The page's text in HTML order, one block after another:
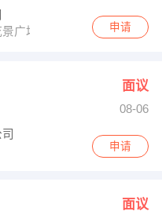
广场
申请
面议
08-06
申请
面议